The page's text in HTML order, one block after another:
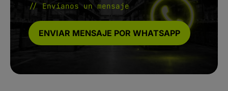
// Envíanos un mensaje
ENVIAR MENSAJE POR WHATSAPP